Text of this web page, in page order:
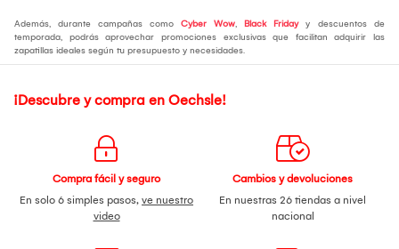
Además, durante campañas como Cyber Wow, Black Fridayy descuentos de
temporada, podrás aprovechar promociones exclusivas que facilitan adquirir las
zapatillas ideales según tu presupuesto y necesidades.
¡Descubre y compra en Oechsle!
Compra fácil y seguro
En solo 6 simples pasos, ve nuestro
video
Cambios y devoluciones
En nuestras 26 tiendas a nivel
nacional